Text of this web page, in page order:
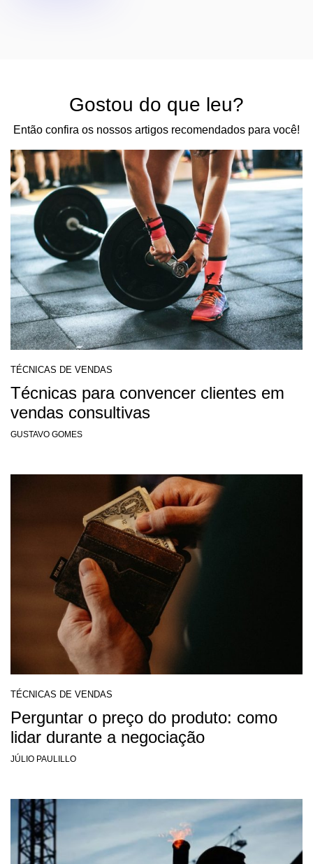
Gostou do que leu?
Então confira os nossos artigos recomendados para você!
TÉCNICAS DE VENDAS
Técnicas para convencer clientes em
vendas consultivas
GUSTAVO GOMES
TÉCNICAS DE VENDAS
Perguntar o preço do produto: como
lidar durante a negociação
JÚLIO PAULILLO